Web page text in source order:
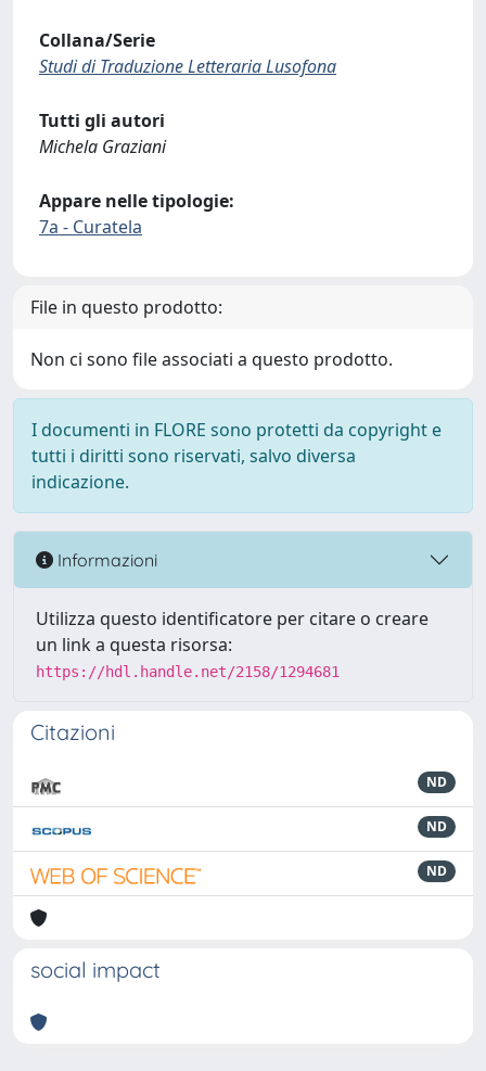
Collana/Serie
Studi di Traduzione Letteraria Lusofona
Tutti gli autori
Michela Graziani
Appare nelle tipologie:
7a - Curatela
File in questo prodotto:
Non ci sono file associati a questo prodotto.
I documenti in FLORE sono protetti da copyright e
tutti i diritti sono riservati, salvo diversa
indicazione.
Informazioni
Utilizza questo identificatore per citare o creare
un link a questa risorsa:
https://hdl.handle.net/2158/1294681
Citazioni
ND
ND
ND
social impact